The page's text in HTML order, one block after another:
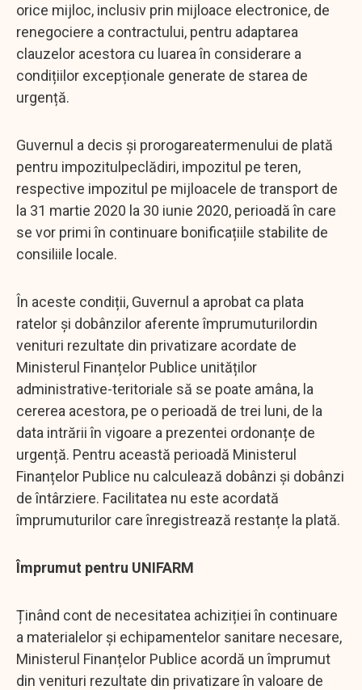
orice mijloc, inclusiv prin mijloace electronice, de
renegociere a contractului, pentru adaptarea
clauzelor acestora cu luarea în considerare a
condițiilor excepționale generate de starea de
urgență.
Guvernul a decis și prorogareatermenului de plată
pentru impozitulpeclădiri, impozitul pe teren,
respective impozitul pe mijloacele de transport de
la 31 martie 2020 la 30 iunie 2020, perioadă în care
se vor primi în continuare bonificațiile stabilite de
consiliile locale.
În aceste condiții, Guvernul a aprobat ca plata
ratelor și dobânzilor aferente împrumuturilordin
venituri rezultate din privatizare acordate de
Ministerul Finanțelor Publice unităților
administrative-teritoriale să se poate amâna, la
cererea acestora, pe o perioadă de trei luni, de la
data intrării în vigoare a prezentei ordonanțe de
urgență. Pentru această perioadă Ministerul
Finanțelor Publice nu calculează dobânzi și dobânzi
de întârziere. Facilitatea nu este acordată
împrumuturilor care înregistrează restanțe la plată.
Împrumut pentru UNIFARM
Ținând cont de necesitatea achiziției în continuare
a materialelor și echipamentelor sanitare necesare,
Ministerul Finanțelor Publice acordă un împrumut
din venituri rezultate din privatizare în valoare de